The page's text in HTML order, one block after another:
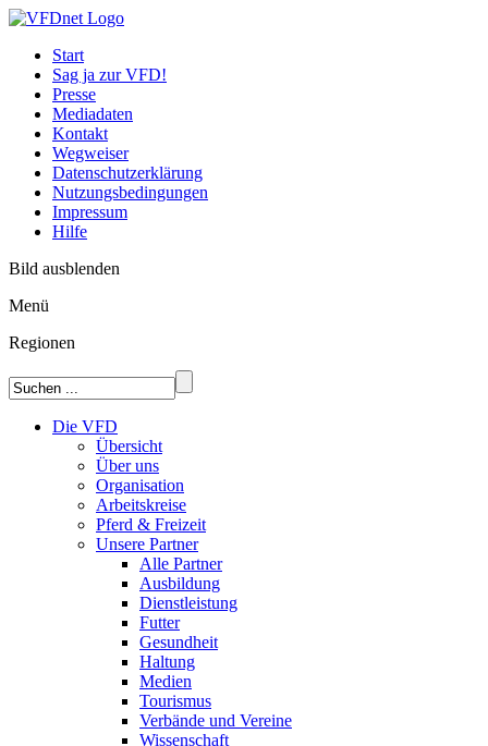
Start
Sag ja zur VFD!
Presse
Mediadaten
Kontakt
Wegweiser
Datenschutzerklärung
Nutzungsbedingungen
Impressum
Hilfe
Bild ausblenden
Menü
Regionen
Die VFD
Übersicht
Über uns
Organisation
Arbeitskreise
Pferd & Freizeit
Unsere Partner
Alle Partner
Ausbildung
Dienstleistung
Futter
Gesundheit
Haltung
Medien
Tourismus
Verbände und Vereine
Wissenschaft